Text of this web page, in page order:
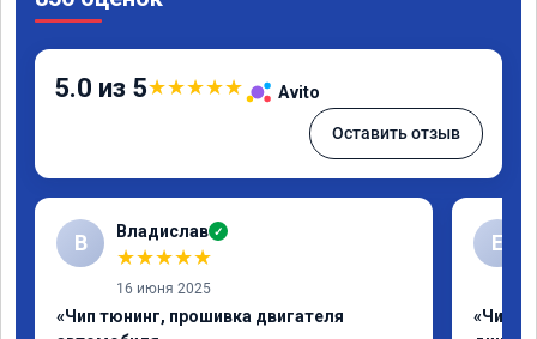
5.0 из 5★★★★★ Avito
Оставить отзыв
В Владислав ✓
★★★★★
16 июня 2025
«Чип тюнинг, прошивка двигателя
Е
«Чип